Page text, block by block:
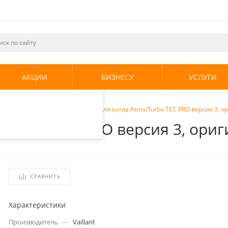
и
использования.
.
АКЦИИ БИЗНЕСУ УСЛУГИ
Vaillant Насос для котла Atmo/Turbo TEC PRO версия 3,
TEC PRO версия 3,
СРАВНИТЬ
Характеристики
Производитель — Vaillant